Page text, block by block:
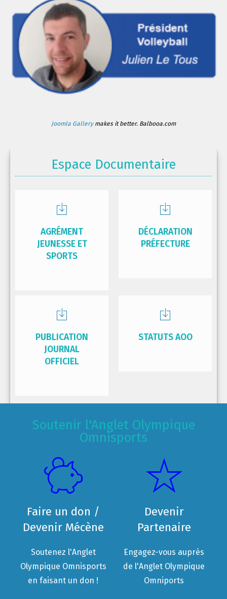
Joomla Gallerymakes it better. Balbooa.com
Espace Documentaire
AGRÉMENT
JEUNESSE ET
SPORTS
DÉCLARATION
PRÉFECTURE
PUBLICATION
JOURNAL
OFFICIEL
STATUTS AOO
Soutenir l'Anglet Olympique
Omnisports
Faire un don /
Devenir Mécène
Soutenez l'Anglet
Olympique Omnisports
en faisant un don !
Devenir
Partenaire
Engagez-vous auprès
de l'Anglet Olympique
Omniports